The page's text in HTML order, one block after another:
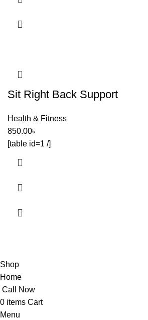
Sit Right Back Support
Health & Fitness
850.00৳
[table id=1 /]
Shop
Home
Call Now
0 items Cart
Menu